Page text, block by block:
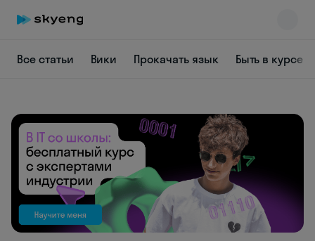
Все статьи Вики Прокачать язык Быть в курсе
Skyeng Chat
online